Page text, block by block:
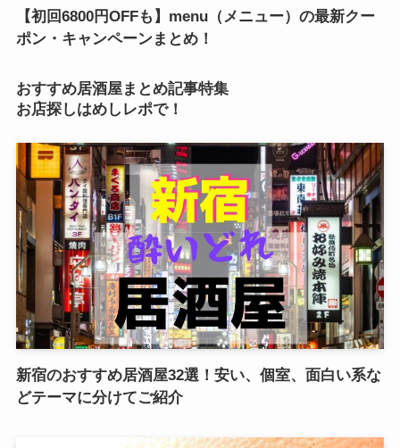
【初回6800円OFFも】menu（メニュー）の最新クー
ポン・キャンペーンまとめ！
おすすめ居酒屋まとめ記事特集
お店探しはめしレポで！
新宿のおすすめ居酒屋32選！安い、個室、面白い系な
どテーマに分けてご紹介